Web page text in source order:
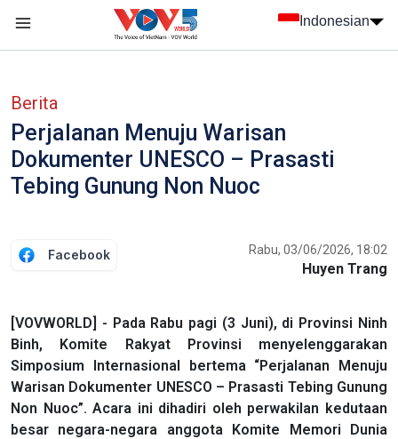
Indonesian
Berita
Perjalanan Menuju Warisan
Dokumenter UNESCO – Prasasti
Tebing Gunung Non Nuoc
Facebook Rabu, 03/06/2026, 18:02
Huyen Trang
[VOVWORLD] - Pada Rabu pagi (3 Juni), di Provinsi Ninh
Binh, Komite Rakyat Provinsi menyelenggarakan
Simposium Internasional bertema “Perjalanan Menuju
Warisan Dokumenter UNESCO – Prasasti Tebing Gunung
Non Nuoc”. Acara ini dihadiri oleh perwakilan kedutaan
besar negara-negara anggota Komite Memori Dunia